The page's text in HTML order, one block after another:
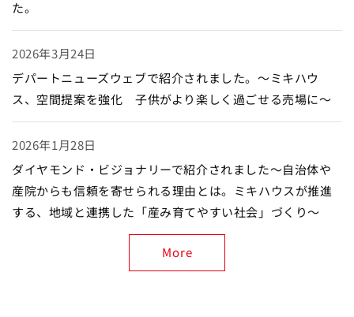
た。
2026年3月24日
デパートニューズウェブで紹介されました。～ミキハウ
ス、空間提案を強化 子供がより楽しく過ごせる売場に～
2026年1月28日
ダイヤモンド・ビジョナリーで紹介されました～自治体や
産院からも信頼を寄せられる理由とは。ミキハウスが推進
する、地域と連携した「産み育てやすい社会」づくり～
More